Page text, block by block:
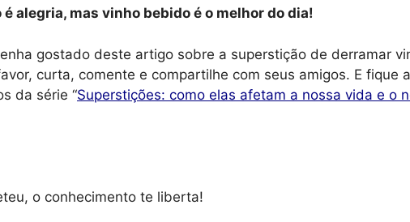
alegria, mas vinho bebido é o melhor do dia!
gostado deste artigo sobre a superstição de derramar
curta, comente e compartilhe com seus amigos. E fique
da série “Superstições: como elas afetam a nossa vida e o
o conhecimento te liberta!